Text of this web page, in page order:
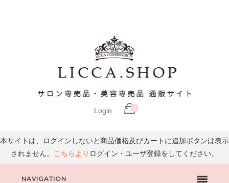
Login 0
本サイトは、ログインしないと商品価格及びカートに追加ボタンは表示
されません。
こちらより ログイン・ユーザ登録をしてください。
NAVIGATION